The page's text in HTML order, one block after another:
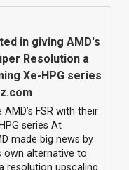
in giving AMD's
Resolution a
Xe-HPG series
FSR with their
series At
made big news by
own alternative to